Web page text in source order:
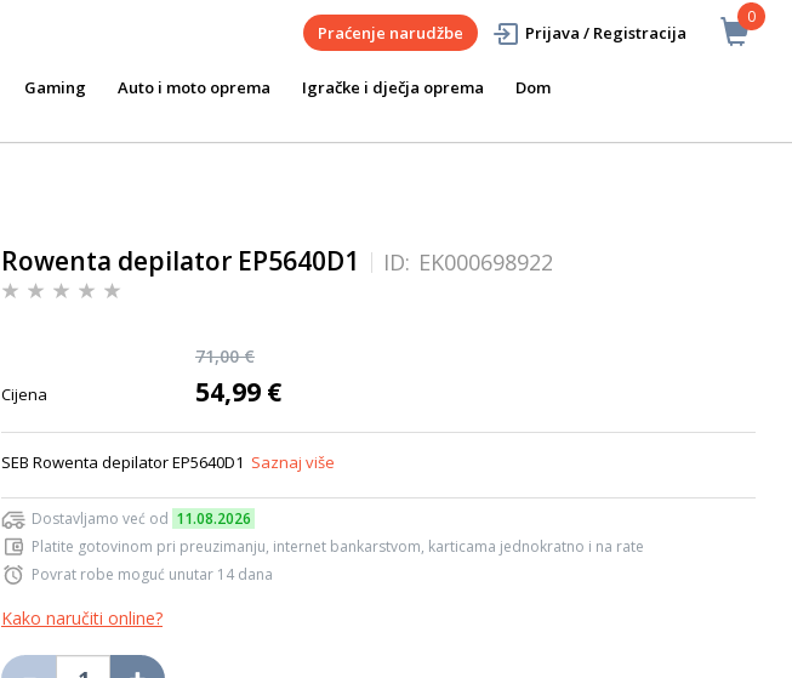
0
Praćenje narudžbe Prijava / Registracija
Gaming Auto i moto oprema Igračke i dječja oprema
Dom
Rowenta depilator EP5640D1 ID: EK000698922
71,00 €
Cijena 54,99 €
SEB Rowenta depilator EP5640D1 Saznaj više
Dostavljamo već od 11.08.2026
Platite gotovinom pri preuzimanju, internet bankarstvom, karticama jednokratno i na rate
Povrat robe moguć unutar 14 dana
Kako naručiti online?